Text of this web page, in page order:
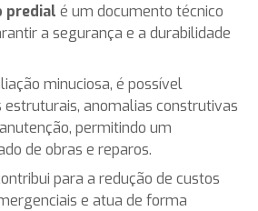
predial é um documento técnico
a segurança e a durabilidade
minuciosa, é possível
anomalias construtivas
permitindo um
de obras e reparos.
para a redução de custos
e atua de forma